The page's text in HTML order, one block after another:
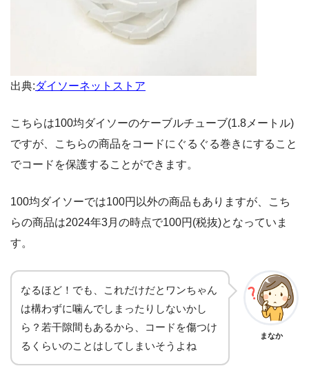
出典:ダイソーネットストア
こちらは100均ダイソーのケーブルチューブ(1.8メートル)
ですが、こちらの商品をコードにぐるぐる巻きにすること
でコードを保護することができます。
100均ダイソーでは100円以外の商品もありますが、こち
らの商品は2024年3月の時点で100円(税抜)となっていま
す。
なるほど！でも、これだけだとワンちゃん
は構わずに噛んでしまったりしないかし
ら？若干隙間もあるから、コードを傷つけ
るくらいのことはしてしまいそうよね
まなか